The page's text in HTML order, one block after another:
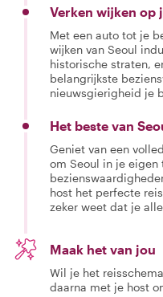
Verken wijken op
Met een auto tot je
wijken van Seoul
historische straten,
belangrijkste
nieuwsgierigheid je
Het beste van
Geniet van een
om Seoul in je eigen
host het perfecte
zeker weet dat je
Maak het van jou
Wil je het
daarna met je host